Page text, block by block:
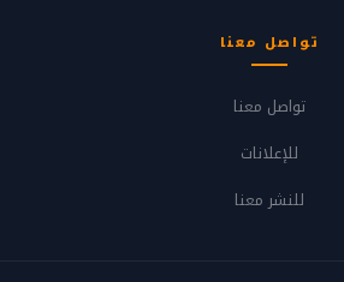
تواصل معنا
تواصل معنا
للإعلانات
للنشر معنا